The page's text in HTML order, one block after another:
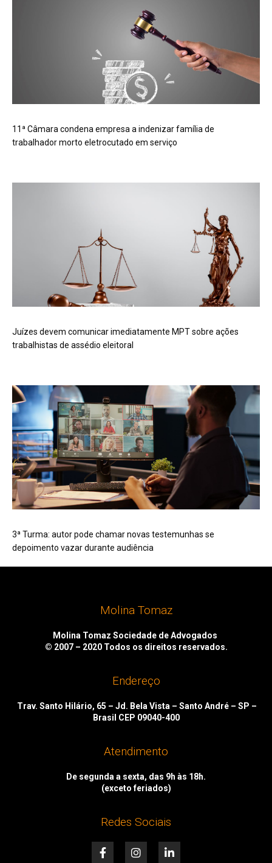
11ª Câmara condena empresa a indenizar família de
trabalhador morto eletrocutado em serviço
Juízes devem comunicar imediatamente MPT sobre ações
trabalhistas de assédio eleitoral
3ª Turma: autor pode chamar novas testemunhas se
depoimento vazar durante audiência
Molina Tomaz
Molina Tomaz Sociedade de Advogados
© 2007 – 2020 Todos os direitos reservados.
Endereço
Trav. Santo Hilário, 65 – Jd. Bela Vista – Santo André – SP –
Brasil CEP 09040-400
Atendimento
De segunda a sexta, das 9h às 18h.
(exceto feriados)
Redes Sociais
F
a
I
n
i